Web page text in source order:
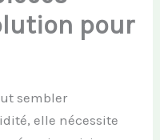
pour
sembler
elle nécessite